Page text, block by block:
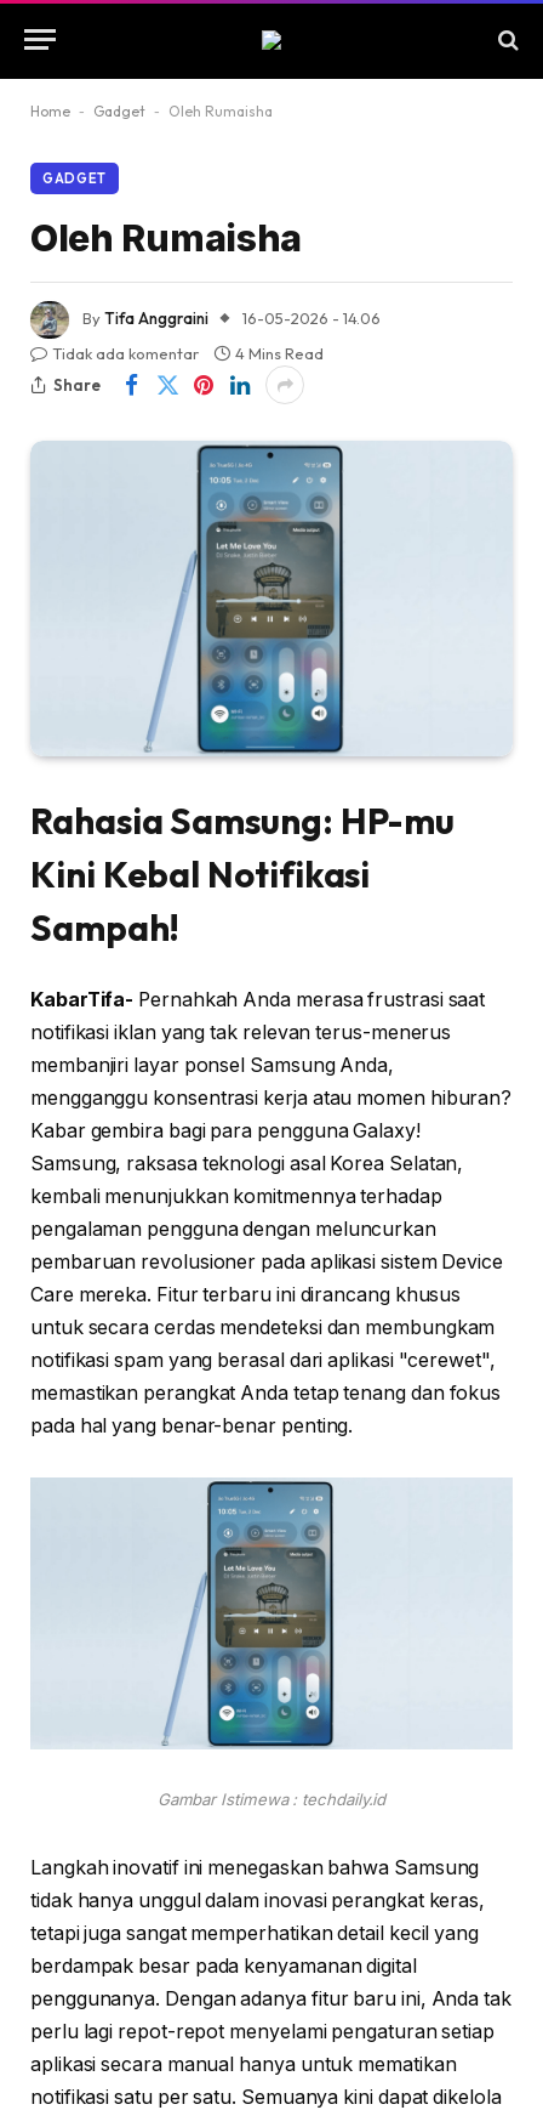
Home - Gadget - Oleh Rumaisha
GADGET
Oleh Rumaisha
ByTifa Anggraini
16-05-2026 - 14.06
Tidak ada komentar
4 Mins Read
Share
Rahasia Samsung: HP-mu
Kini Kebal Notifikasi
Sampah!
KabarTifa- Pernahkah Anda merasa frustrasi saat
notifikasi iklan yang tak relevan terus-menerus
membanjiri layar ponsel Samsung Anda,
mengganggu konsentrasi kerja atau momen hiburan?
Kabar gembira bagi para pengguna Galaxy!
Samsung, raksasa teknologi asal Korea Selatan,
kembali menunjukkan komitmennya terhadap
pengalaman pengguna dengan meluncurkan
pembaruan revolusioner pada aplikasi sistem Device
Care mereka. Fitur terbaru ini dirancang khusus
untuk secara cerdas mendeteksi dan membungkam
notifikasi spam yang berasal dari aplikasi "cerewet",
memastikan perangkat Anda tetap tenang dan fokus
pada hal yang benar-benar penting.
Gambar Istimewa : techdaily.id
Langkah inovatif ini menegaskan bahwa Samsung
tidak hanya unggul dalam inovasi perangkat keras,
tetapi juga sangat memperhatikan detail kecil yang
berdampak besar pada kenyamanan digital
penggunanya. Dengan adanya fitur baru ini, Anda tak
perlu lagi repot-repot menyelami pengaturan setiap
aplikasi secara manual hanya untuk mematikan
notifikasi satu per satu. Semuanya kini dapat dikelola